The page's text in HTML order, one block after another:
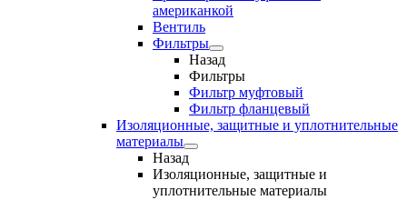
американкой
Вентиль
Фильтры
Назад
Фильтры
Фильтр муфтовый
Фильтр фланцевый
Изоляционные, защитные и уплотнительные
материалы
Назад
Изоляционные, защитные и
уплотнительные материалы